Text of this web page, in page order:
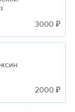
3000 ₽
2000 ₽